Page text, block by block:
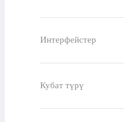
Интерфейстер
Кубат түрү